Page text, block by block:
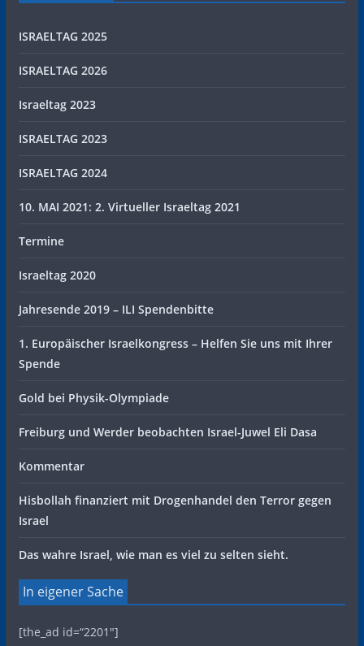
ISRAELTAG 2025
ISRAELTAG 2026
Israeltag 2023
ISRAELTAG 2023
ISRAELTAG 2024
10. MAI 2021: 2. Virtueller Israeltag 2021
Termine
Israeltag 2020
Jahresende 2019 – ILI Spendenbitte
1. Europäischer Israelkongress – Helfen Sie uns mit Ihrer
Spende
Gold bei Physik-Olympiade
Freiburg und Werder beobachten Israel-Juwel Eli Dasa
Kommentar
Hisbollah finanziert mit Drogenhandel den Terror gegen
Israel
Das wahre Israel, wie man es viel zu selten sieht.
In eigener Sache
[the_ad id=“2201″]